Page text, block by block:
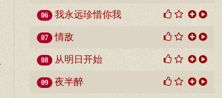
06 我永远珍惜你我
07 情敌
08 从明日开始
09 夜半醉